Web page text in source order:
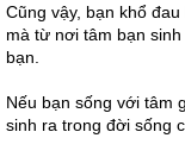
Cũng vậy, bạn khổ
mà từ nơi tâm bạn
bạn.
Nếu bạn sống với tâm
sinh ra trong đời sống